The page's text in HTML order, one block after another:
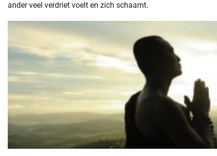
ander veel verdriet voelt en zich schaamt.